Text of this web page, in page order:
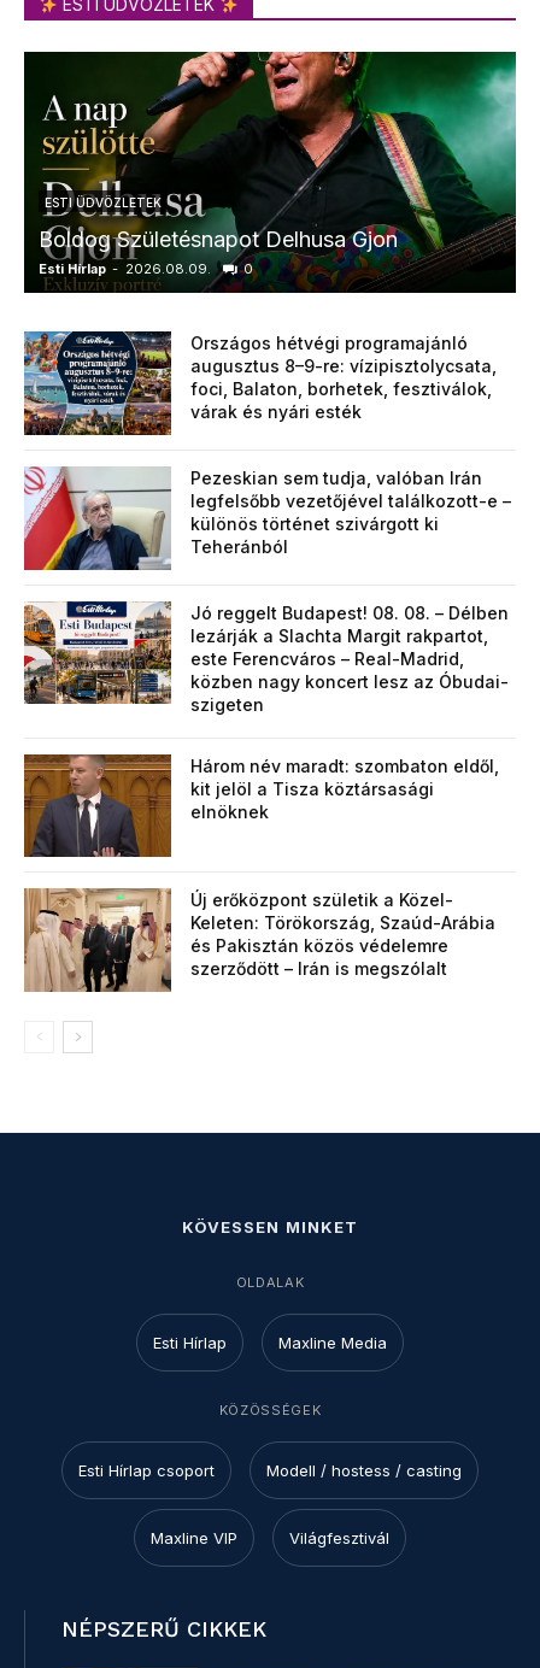
ESTI ÜDVÖZLETEK
ESTI ÜDVÖZLETEK
Boldog Születésnapot Delhusa Gjon
Esti Hírlap - 2026.08.09. 0
Országos hétvégi programajánló
augusztus 8–9-re: vízipisztolycsata,
foci, Balaton, borhetek, fesztiválok,
várak és nyári esték
Pezeskian sem tudja, valóban Irán
legfelsőbb vezetőjével találkozott-e –
különös történet szivárgott ki
Teheránból
Jó reggelt Budapest! 08. 08. – Délben
lezárják a Slachta Margit rakpartot,
este Ferencváros – Real-Madrid,
közben nagy koncert lesz az Óbudai-
szigeten
Három név maradt: szombaton eldől,
kit jelöl a Tisza köztársasági
elnöknek
Új erőközpont születik a Közel-
Keleten: Törökország, Szaúd-Arábia
és Pakisztán közös védelemre
szerződött – Irán is megszólalt
KÖVESSEN MINKET
OLDALAK
Esti Hírlap Maxline Media
KÖZÖSSÉGEK
Esti Hírlap csoport Modell / hostess / casting
Maxline VIP Világfesztivál
NÉPSZERŰ CIKKEK